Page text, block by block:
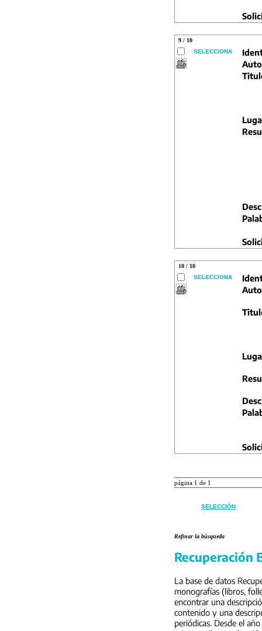
9 / 10
SELECCIONA
10 / 10
SELECCIONA
página 1 de 1
SELECCIÓN
Refinar la búsqueda
Recuperación
La base de datos
monografías (libros,
encontrar una
contenido y una
periódicas. Desde el